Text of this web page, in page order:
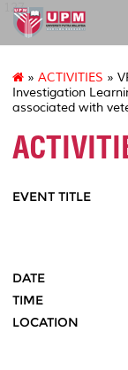
127
» ACTIVITIES »
Investigation
associated with
EVENT TITLE
DATE
TIME
LOCATION